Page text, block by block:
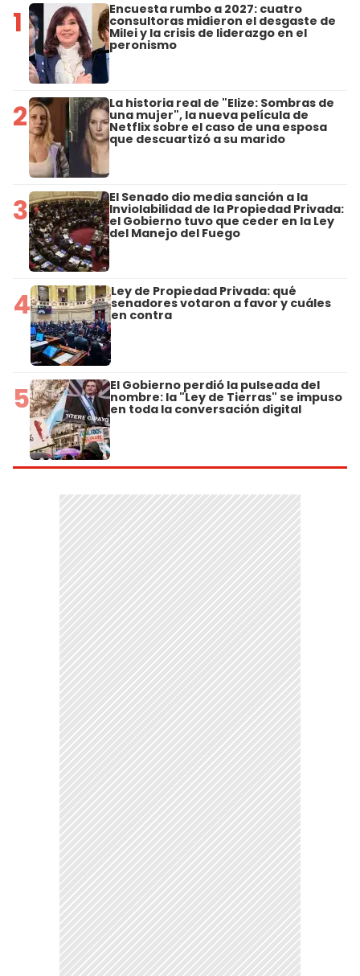
1 Encuesta rumbo a 2027: cuatro
consultoras midieron el desgaste de
Milei y la crisis de liderazgo en el
peronismo
2 La historia real de "Elize: Sombras de
una mujer", la nueva película de
Netflix sobre el caso de una esposa
que descuartizó a su marido
3 El Senado dio media sanción a la
Inviolabilidad de la Propiedad Privada:
el Gobierno tuvo que ceder en la Ley
del Manejo del Fuego
4 Ley de Propiedad Privada: qué
senadores votaron a favor y cuáles
en contra
5 El Gobierno perdió la pulseada del
nombre: la "Ley de Tierras" se impuso
en toda la conversación digital